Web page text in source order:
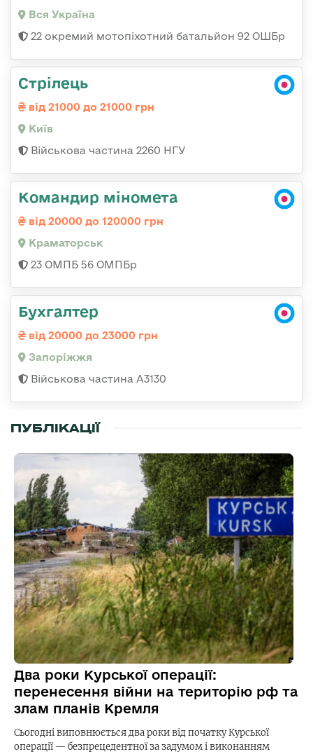
Вся Україна
22 окремий мотопіхотний батальйон 92 ОШБр
Стрілець
від 21000 до 21000 грн
Київ
Військова частина 2260 НГУ
Командир міномета
від 20000 до 120000 грн
Краматорськ
23 ОМПБ 56 ОМПБр
Бухгалтер
від 20000 до 23000 грн
Запоріжжя
Військова частина А3130
ПУБЛІКАЦІЇ
Два роки Курської операції:
перенесення війни на територію рф та
злам планів Кремля
Сьогодні виповнюється два роки від початку Курської
операції — безпрецедентної за задумом і виконанням